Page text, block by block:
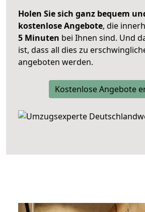
Holen Sie sich ganz bequem
kostenlose Angebote, die
5 Minuten bei Ihnen sind. Und
ist, dass all dies zu
angeboten werden.
Kostenlose Angebote